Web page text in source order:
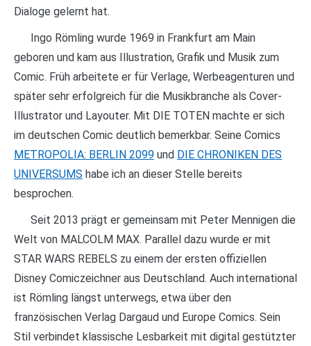
Dialoge gelernt hat.
Ingo Römling wurde 1969 in Frankfurt am Main
geboren und kam aus Illustration, Grafik und Musik zum
Comic. Früh arbeitete er für Verlage, Werbeagenturen und
später sehr erfolgreich für die Musikbranche als Cover-
Illustrator und Layouter. Mit DIE TOTEN machte er sich
im deutschen Comic deutlich bemerkbar. Seine Comics
METROPOLIA: BERLIN 2099 und DIE CHRONIKEN DES
UNIVERSUMS habe ich an dieser Stelle bereits
besprochen.
Seit 2013 prägt er gemeinsam mit Peter Mennigen die
Welt von MALCOLM MAX. Parallel dazu wurde er mit
STAR WARS REBELS zu einem der ersten offiziellen
Disney Comiczeichner aus Deutschland. Auch international
ist Römling längst unterwegs, etwa über den
französischen Verlag Dargaud und Europe Comics. Sein
Stil verbindet klassische Lesbarkeit mit digital gestützter